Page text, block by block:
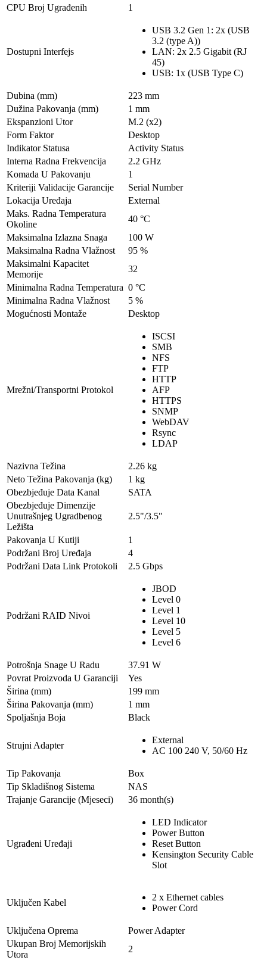
CPU Broj Ugrađenih
1
Dostupni Interfejs
USB 3.2 Gen 1: 2x (USB
3.2 (type A))
LAN: 2x 2.5 Gigabit (RJ
45)
USB: 1x (USB Type C)
Dubina (mm)
223 mm
Dužina Pakovanja (mm)
1 mm
Ekspanzioni Utor
M.2 (x2)
Form Faktor
Desktop
Indikator Statusa
Activity Status
Interna Radna Frekvencija
2.2 GHz
Komada U Pakovanju
1
Kriteriji Validacije Garancije
Serial Number
Lokacija Uređaja
External
Maks. Radna Temperatura
Okoline
40 °C
Maksimalna Izlazna Snaga
100 W
Maksimalna Radna Vlažnost
95 %
Maksimalni Kapacitet
Memorije
32
Minimalna Radna Temperatura 0 °C
Minimalna Radna Vlažnost
5 %
Mogućnosti Montaže
Desktop
Mrežni/Transportni Protokol
ISCSI
SMB
NFS
FTP
HTTP
AFP
HTTPS
SNMP
WebDAV
Rsync
LDAP
Nazivna Težina
2.26 kg
Neto Težina Pakovanja (kg)
1 kg
Obezbjeđuje Data Kanal
SATA
Obezbjeđuje Dimenzije
Unutrašnjeg Ugradbenog
Ležišta
2.5"/3.5"
Pakovanja U Kutiji
1
Podržani Broj Uređaja
4
Podržani Data Link Protokoli
2.5 Gbps
Podržani RAID Nivoi
JBOD
Level 0
Level 1
Level 10
Level 5
Level 6
Potrošnja Snage U Radu
37.91 W
Povrat Proizvoda U Garanciji
Yes
Širina (mm)
199 mm
Širina Pakovanja (mm)
1 mm
Spoljašnja Boja
Black
Strujni Adapter
External
AC 100 240 V, 50/60 Hz
Tip Pakovanja
Box
Tip Skladišnog Sistema
NAS
Trajanje Garancije (Mjeseci)
36 month(s)
Ugrađeni Uređaji
LED Indicator
Power Button
Reset Button
Kensington Security Cable
Slot
Uključen Kabel
2 x Ethernet cables
Power Cord
Uključena Oprema
Power Adapter
Ukupan Broj Memorijskih
Utorа
2